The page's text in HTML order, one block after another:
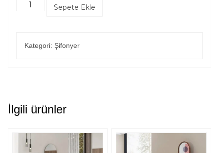
Sepete Ekle
Kategori: Şifonyer
İlgili ürünler